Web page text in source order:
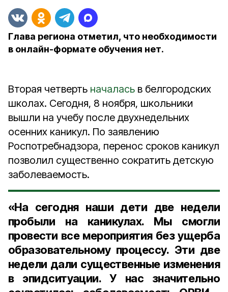
Глава региона отметил, что необходимости
в онлайн-формате обучения нет.
Вторая четверть началась в белгородских
школах. Сегодня, 8 ноября, школьники
вышли на учебу после двухнедельних
осенних каникул. По заявлению
Роспотребнадзора, перенос сроков каникул
позволил существенно сократить детскую
заболеваемость.
«На сегодня наши дети две недели
пробыли на каникулах. Мы смогли
провести все мероприятия без ущерба
образовательному процессу. Эти две
недели дали существенные изменения
в эпидситуации. У нас значительно